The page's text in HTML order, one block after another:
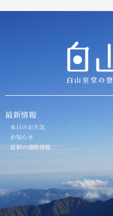
最新情報
本日のお天気
お知らせ
最新の道路情報